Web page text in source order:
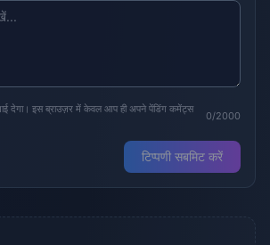
देगा। इस ब्राउज़र में केवल आप ही अपने पेंडिंग कमेंट्स
0/2000
टिप्पणी सबमिट करें